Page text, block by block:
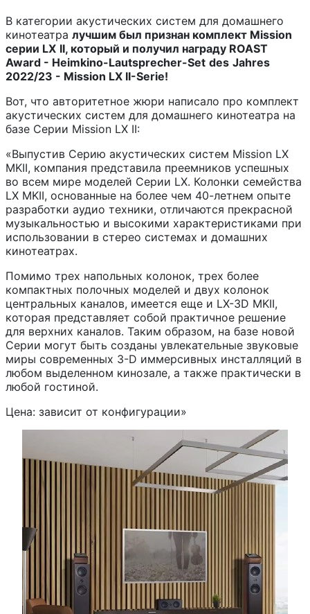
В категории акустических систем для домашнего
кинотеатра лучшим был признан комплект Mission
серии LX II, который и получил награду ROAST
Award - Heimkino-Lautsprecher-Set des Jahres
2022/23 - Mission LX II-Serie!
Вот, что авторитетное жюри написало про комплект
акустических систем для домашнего кинотеатра на
базе Серии Mission LX II:
«Выпустив Серию акустических систем Mission LX
MKII, компания представила преемников успешных
во всем мире моделей Серии LX. Колонки семейства
LX MKII, основанные на более чем 40-летнем опыте
разработки аудио техники, отличаются прекрасной
музыкальностью и высокими характеристиками при
использовании в стерео системах и домашних
кинотеатрах.
Помимо трех напольных колонок, трех более
компактных полочных моделей и двух колонок
центральных каналов, имеется еще и LX-3D MKII,
которая представляет собой практичное решение
для верхних каналов. Таким образом, на базе новой
Серии могут быть созданы увлекательные звуковые
миры современных 3-D иммерсивных инсталляций в
любом выделенном кинозале, а также практически в
любой гостиной.
Цена: зависит от конфигурации»